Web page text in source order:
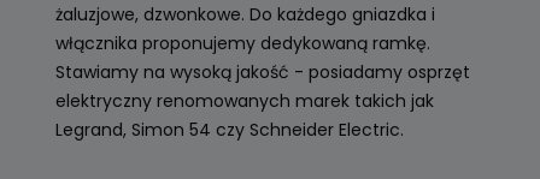
żaluzjowe, dzwonkowe. Do każdego gniazdka i
włącznika proponujemy dedykowaną ramkę.
Stawiamy na wysoką jakość - posiadamy osprzęt
elektryczny renomowanych marek takich jak
Legrand, Simon 54 czy Schneider Electric.